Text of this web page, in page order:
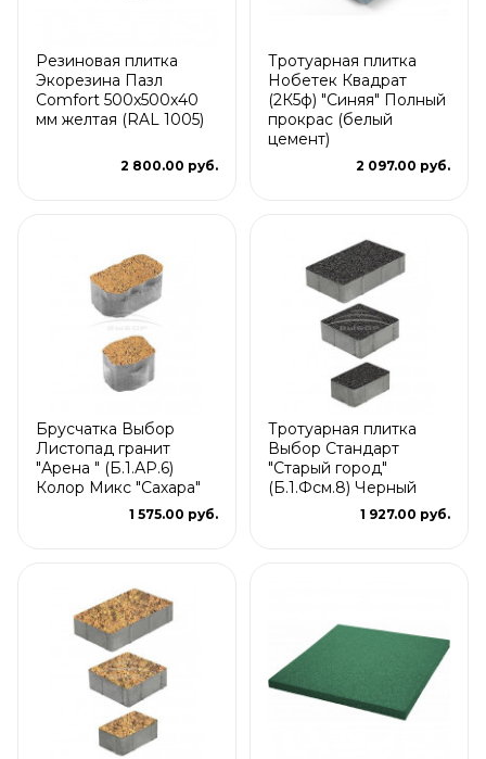
Резиновая плитка
Экорезина Пазл
Comfort 500x500x40
мм желтая (RAL 1005)
2 800.00 руб.
Тротуарная плитка
Нобетек Квадрат
(2К5ф) "Синяя" Полный
прокрас (белый
цемент)
2 097.00 руб.
Брусчатка Выбор
Листопад гранит
"Арена " (Б.1.АР.6)
Колор Микс "Сахара"
1 575.00 руб.
Тротуарная плитка
Выбор Стандарт
"Старый город"
(Б.1.Фсм.8) Черный
1 927.00 руб.